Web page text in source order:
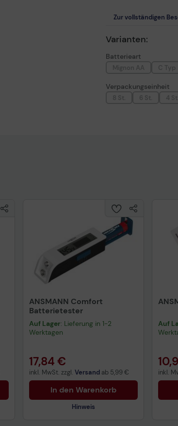
Zur vollständigen
Varianten:
Batterieart
Verpackungseinheit
ANSMANN Comfort
Batterietester
Auf Lager: Lieferung in 1-2
Werktagen
17,84 €
inkl. MwSt. zzgl. Versand ab 5,99 €
In den Warenkorb
Hinweis
Auf
inkl.